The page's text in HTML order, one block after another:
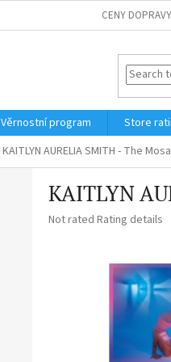
CENY
Věrnostní program Store
KAITLYN AURELIA SMITH - The
KAITLYN
The
Not rated Rating details